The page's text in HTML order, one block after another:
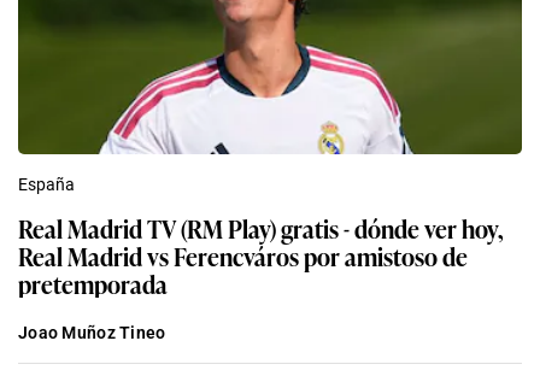
España
Real Madrid TV (RM Play) gratis - dónde ver hoy,
Real Madrid vs Ferencváros por amistoso de
pretemporada
Joao Muñoz Tineo